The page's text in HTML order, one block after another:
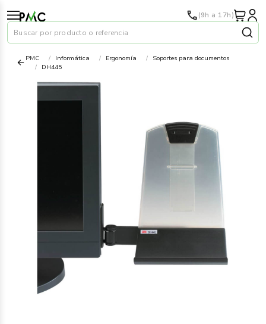
›
Informática
(9h a 17h)
Buscar por producto o referencia
PMC Informática Ergonomía
Soportes para documentos
DH445